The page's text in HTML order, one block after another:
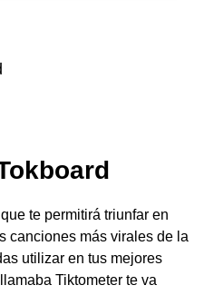
te permitirá triunfar en
canciones más virales de la
utilizar en tus mejores
Tiktometer te va